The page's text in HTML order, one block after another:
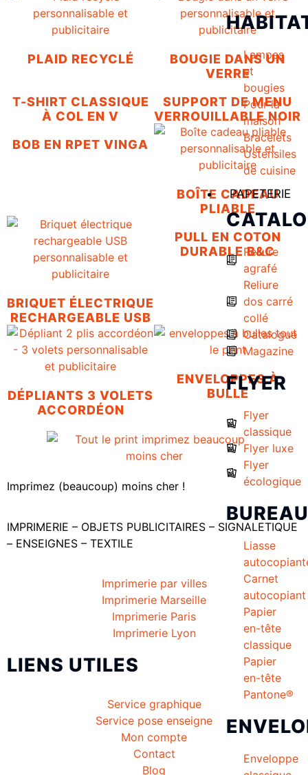
Lampes
et
bougies
Pour la
maison
Bracelets
Ustensiles
de cuisine
PAPETERIE
Reliure
agrafé
Reliure
dos carré
collé
Catalogue
Magazine
FLYER
Flyer
classique
Flyer luxe
Flyer
écologique
BUREAU
Liasse
Carnet
autocopiant
Papier
en-tête
classique
Papier
en-tête
Pantone®
Enveloppe
PLAID RECYCLÉ
BOUGIE DANS UN
VERRE
T-SHIRT CLASSIQUE
À COL EN V
SUPPORT DE MENU
VERROUILLABLE NOIR
BOB EN RPET VINGA
BOÎTE CADEAU
PLIABLE
BRIQUET ÉLECTRIQUE
RECHARGEABLE USB
PULL EN COTON
DURABLE B&C
DÉPLIANTS 3 VOLETS
ACCORDÉON
ENVELOPPES À
BULLE
Imprimez (beaucoup) moins cher !
IMPRIMERIE – OBJETS PUBLICITAIRES – SIGNALETIQUE
– ENSEIGNES – TEXTILE
Imprimerie par villes
Imprimerie Marseille
Imprimerie Paris
Imprimerie Lyon
LIENS UTILES
Service graphique
Service pose enseigne
Mon compte
Contact
Blog